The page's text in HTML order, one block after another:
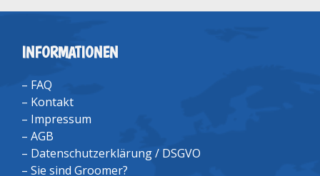
INFORMATIONEN
– FAQ
– Kontakt
– Impressum
– AGB
– Datenschutzerklärung / DSGVO
– Sie sind Groomer?